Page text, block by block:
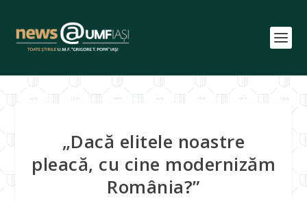
„Dacă elitele noastre
pleacă, cu cine modernizăm
România?”